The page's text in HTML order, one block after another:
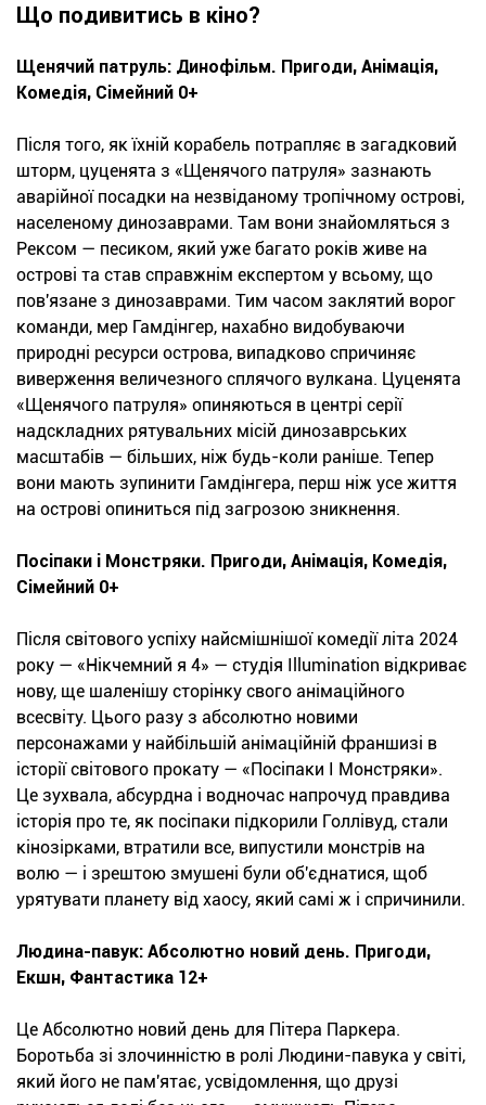
Що подивитись в кіно?
Щенячий патруль: Динофільм. Пригоди, Анімація,
Комедія, Сімейний 0+
Після того, як їхній корабель потрапляє в загадковий
шторм, цуценята з «Щенячого патруля» зазнають
аварійної посадки на незвіданому тропічному острові,
населеному динозаврами. Там вони знайомляться з
Рексом — песиком, який уже багато років живе на
острові та став справжнім експертом у всьому, що
пов'язане з динозаврами. Тим часом заклятий ворог
команди, мер Гамдінгер, нахабно видобуваючи
природні ресурси острова, випадково спричиняє
виверження величезного сплячого вулкана. Цуценята
«Щенячого патруля» опиняються в центрі серії
надскладних рятувальних місій динозаврських
масштабів — більших, ніж будь-коли раніше. Тепер
вони мають зупинити Гамдінгера, перш ніж усе життя
на острові опиниться під загрозою зникнення.
Посіпаки і Монстряки. Пригоди, Анімація, Комедія,
Сімейний 0+
Після світового успіху найсмішнішої комедії літа 2024
року — «Нікчемний я 4» — студія Illumination відкриває
нову, ще шаленішу сторінку свого анімаційного
всесвіту. Цього разу з абсолютно новими
персонажами у найбільшій анімаційній франшизі в
історії світового прокату — «Посіпаки І Монстряки».
Це зухвала, абсурдна і водночас напрочуд правдива
історія про те, як посіпаки підкорили Голлівуд, стали
кінозірками, втратили все, випустили монстрів на
волю — і зрештою змушені були об'єднатися, щоб
урятувати планету від хаосу, який самі ж і спричинили.
Людина-павук: Абсолютно новий день. Пригоди,
Екшн, Фантастика 12+
Це Абсолютно новий день для Пітера Паркера.
Боротьба зі злочинністю в ролі Людини-павука у світі,
який його не пам'ятає, усвідомлення, що друзі